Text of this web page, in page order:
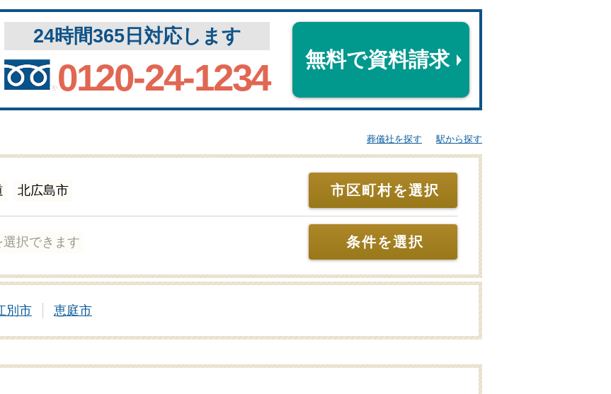
24時間365日対応します
0120-24-1234 無料で資料請求
葬儀社を探す 駅から探す
北広島市 市区町村を選択
選択できます 条件を選択
別市 恵庭市